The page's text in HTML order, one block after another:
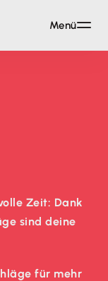
Zeit: Dank
sind deine
für mehr
Menü